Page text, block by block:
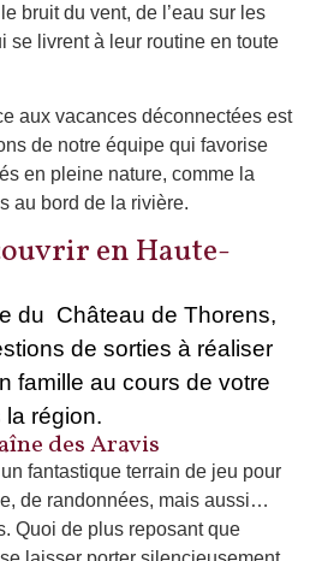
bruit du vent, de l’eau sur les
se livrent à leur routine en toute
aux vacances déconnectées est
de notre équipe qui favorise
en pleine nature, comme la
au bord de la rivière.
en Haute-
du Château de Thorens,
de sorties à réaliser
famille au cours de votre
région.
des Aravis
fantastique terrain de jeu pour
de randonnées, mais aussi…
Quoi de plus reposant que